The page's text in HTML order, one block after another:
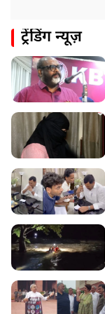
ट्रेंडिंग न्यूज़